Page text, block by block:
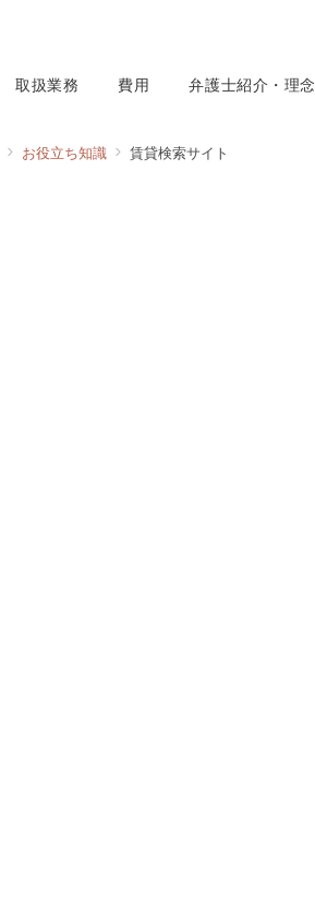
取扱業務 費用 弁護士紹介・理念
お役立ち知識 賃貸検索サイト